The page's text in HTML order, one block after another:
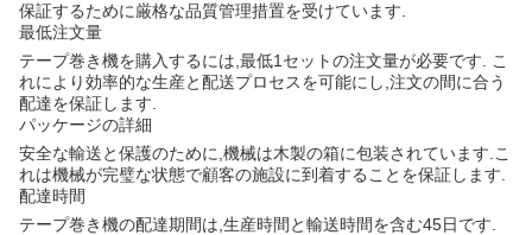
保証するために厳格な品質管理措置を受けています.
最低注文量
テープ巻き機を購入するには,最低1セットの注文量が必要です. こ
れにより効率的な生産と配送プロセスを可能にし,注文の間に合う
配達を保証します.
パッケージの詳細
安全な輸送と保護のために,機械は木製の箱に包装されています.こ
れは機械が完璧な状態で顧客の施設に到着することを保証します.
配達時間
テープ巻き機の配達期間は,生産時間と輸送時間を含む45日です.